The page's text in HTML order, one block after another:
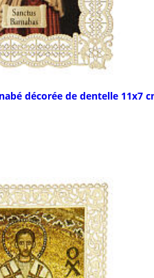
décorée de dentelle 11x7